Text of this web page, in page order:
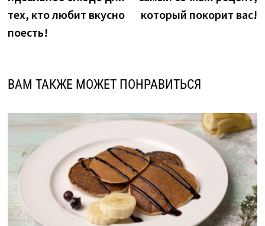
тех, кто любит вкусно
поесть!
который покорит вас!
ВАМ ТАКЖЕ МОЖЕТ ПОНРАВИТЬСЯ